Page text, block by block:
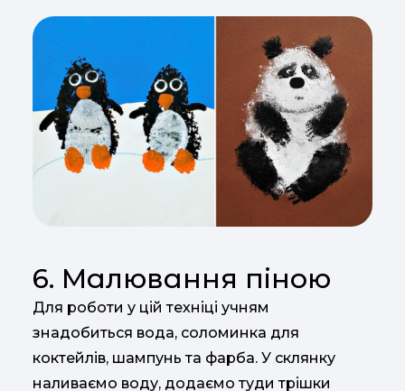
6. Малювання піною
Для роботи у цій техніці учням
знадобиться вода, соломинка для
коктейлів, шампунь та фарба. У склянку
наливаємо воду, додаємо туди трішки